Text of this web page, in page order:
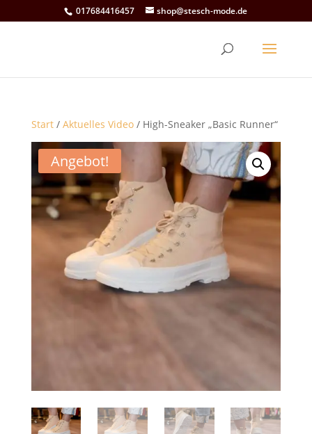
017684416457 shop@stesch-mode.de
Start/ Aktuelles Video/ High-Sneaker „Basic Runner“
Angebot!